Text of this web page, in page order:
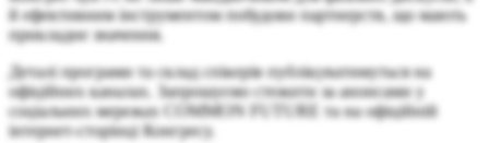
й ефективним інструментом побудови партнерств, що мають
прикладне значення.
Деталі програми та склад спікерів публікуватимуться на
офіційних каналах. Запрошуємо стежити за анонсами у
соціальних мережах COMMON FUTURE та на офіційній
інтернет-сторінці Конгресу.